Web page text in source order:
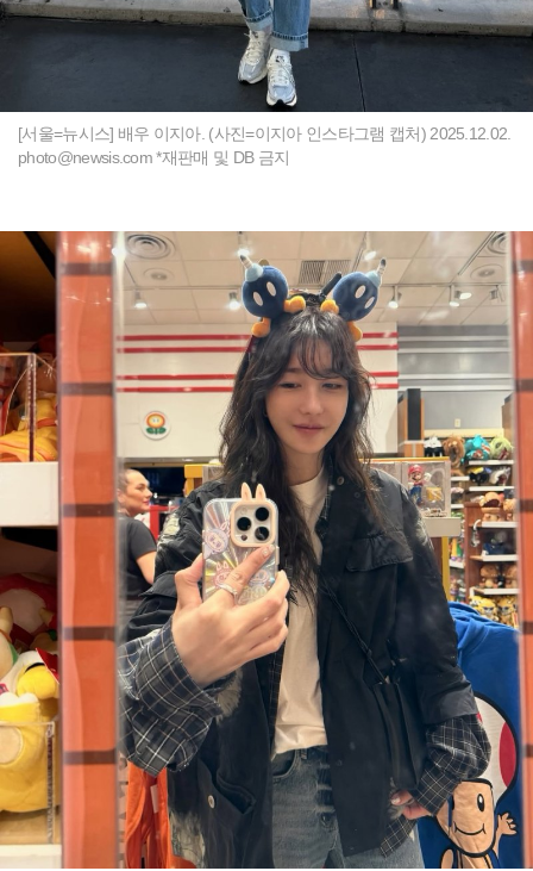
[서울=뉴시스] 배우 이지아. (사진=이지아 인스타그램 캡처) 2025.12.02.
photo@newsis.com*재판매 및 DB 금지